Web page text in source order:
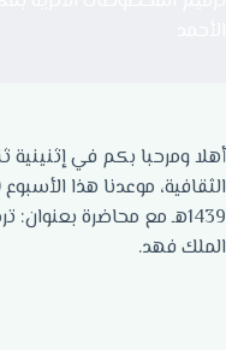
أهلا ومرحبا بكم في إثنينية
1439هـ مع محاضرة
الملك فهد.